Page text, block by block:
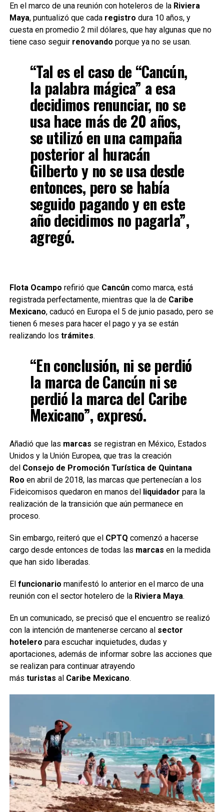
En el marco de una reunión con hoteleros de la Riviera
Maya, puntualizó que cada registro dura 10 años, y
cuesta en promedio 2 mil dólares, que hay algunas que no
tiene caso seguir renovando porque ya no se usan.
“Tal es el caso de “Cancún,
la palabra mágica” a esa
decidimos renunciar, no se
usa hace más de 20 años,
se utilizó en una campaña
posterior al huracán
Gilberto y no se usa desde
entonces, pero se había
seguido pagando y en este
año decidimos no pagarla”,
agregó.
Flota Ocampo refirió que Cancún como marca, está
registrada perfectamente, mientras que la de Caribe
Mexicano, caducó en Europa el 5 de junio pasado, pero se
tienen 6 meses para hacer el pago y ya se están
realizando los trámites.
“En conclusión, ni se perdió
la marca de Cancún ni se
perdió la marca del Caribe
Mexicano”, expresó.
Añadió que las marcas se registran en México, Estados
Unidos y la Unión Europea, que tras la creación
del Consejo de Promoción Turística de Quintana
Roo en abril de 2018, las marcas que pertenecían a los
Fideicomisos quedaron en manos del liquidador para la
realización de la transición que aún permanece en
proceso.
Sin embargo, reiteró que el CPTQ comenzó a hacerse
cargo desde entonces de todas las marcas en la medida
que han sido liberadas.
El funcionario manifestó lo anterior en el marco de una
reunión con el sector hotelero de la Riviera Maya.
En un comunicado, se precisó que el encuentro se realizó
con la intención de mantenerse cercano al sector
hotelero para escuchar inquietudes, dudas y
aportaciones, además de informar sobre las acciones que
se realizan para continuar atrayendo
más turistas al Caribe Mexicano.